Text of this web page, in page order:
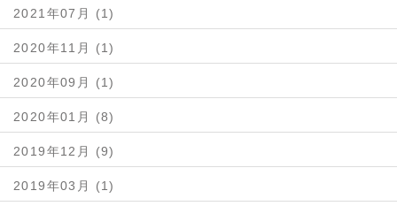
2021年07月 (1)
2020年11月 (1)
2020年09月 (1)
2020年01月 (8)
2019年12月 (9)
2019年03月 (1)